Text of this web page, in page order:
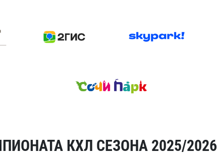
КХЛ СЕЗОНА 2025/2026